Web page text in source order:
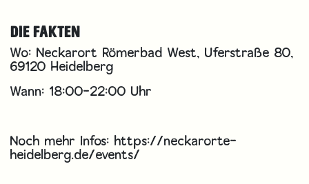
DIE FAKTEN
Wo: Neckarort Römerbad West, Uferstraße 80,
69120 Heidelberg
Wann: 18:00-22:00 Uhr
Noch mehr Infos: https://neckarorte-
heidelberg.de/events/